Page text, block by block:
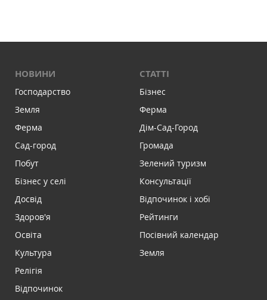
НОВИНИ
Господарство
Земля
Ферма
Сад-город
Побут
Бізнес у селі
Досвід
Здоров'я
Освіта
Культура
Релігія
Відпочинок
СТАТТІ
Бізнес
Ферма
Дім-Сад-Город
Громада
Зелений туризм
Консультації
Відпочинок і хобі
Рейтинги
Посівний календар
Земля